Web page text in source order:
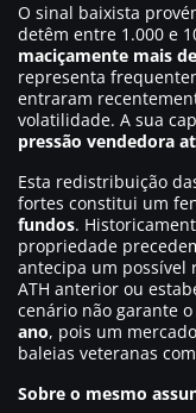
O sinal baixista
detêm entre 1.000 e
maciçamente mais
representa
entraram
volatilidade. A sua
pressão vendedora
Esta redistribuição
fortes constitui um
fundos.
propriedade
antecipa um possível
ATH anterior ou
cenário não garante
ano, pois um
baleias veteranas
Sobre o mesmo